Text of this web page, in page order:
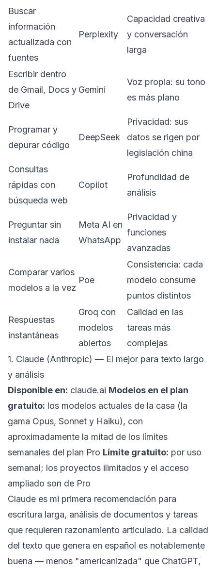
Buscar
información
actualizada con
fuentes
Perplexity
Capacidad creativa
y conversación
larga
Escribir dentro
de Gmail, Docs y
Drive
Gemini
Voz propia: su tono
es más plano
Programar y
depurar código
DeepSeek
Privacidad: sus
datos se rigen por
legislación china
Consultas
rápidas con
búsqueda web
Copilot
Profundidad de
análisis
Preguntar sin
instalar nada
Meta AI en
WhatsApp
Privacidad y
funciones
avanzadas
Comparar varios
modelos a la vez
Poe
Consistencia: cada
modelo consume
puntos distintos
Respuestas
instantáneas
Groq con
modelos
abiertos
Calidad en las
tareas más
complejas
1. Claude (Anthropic) — El mejor para texto largo
y análisis
Disponible en: claude.ai Modelos en el plan
gratuito: los modelos actuales de la casa (la
gama Opus, Sonnet y Haiku), con
aproximadamente la mitad de los límites
semanales del plan Pro Límite gratuito: por uso
semanal; los proyectos ilimitados y el acceso
ampliado son de Pro
Claude es mi primera recomendación para
escritura larga, análisis de documentos y tareas
que requieren razonamiento articulado. La calidad
del texto que genera en español es notablemente
buena — menos "americanizada" que ChatGPT,